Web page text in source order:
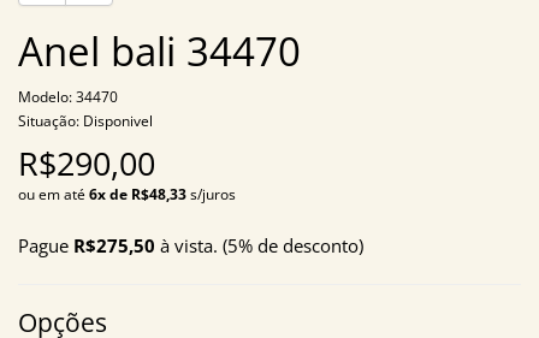
Anel bali 34470
Modelo: 34470
Situação: Disponivel
R$290,00
ou em até6x de R$48,33s/juros
Pague R$275,50 à vista. (5% de desconto)
Opções